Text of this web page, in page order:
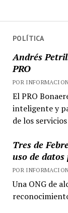
POLÍTICA
Andrés
PRO
POR
El PRO
inteligente y
de los
Tres de
uso de
POR
Una ONG de